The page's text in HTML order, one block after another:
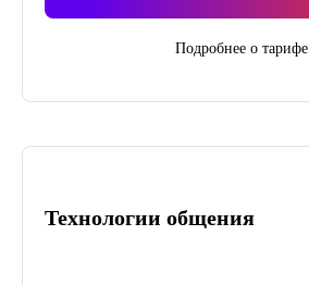
Подробнее о тарифе
Технологии общения